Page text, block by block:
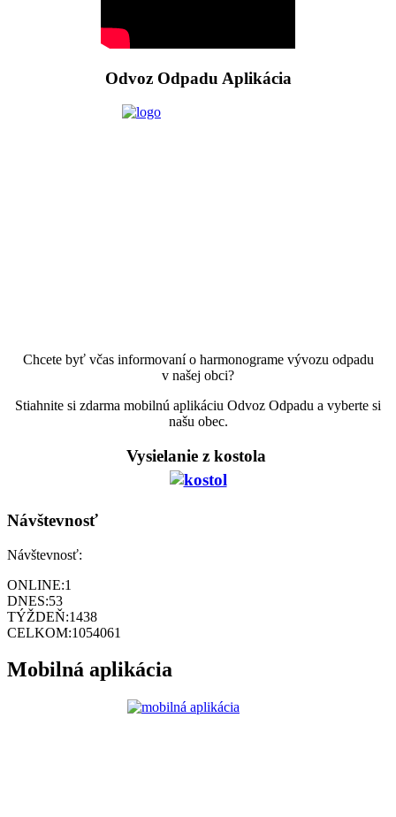
Odvoz Odpadu Aplikácia
Chcete byť včas informovaní o harmonograme vývozu odpadu
v našej obci?
Stiahnite si zdarma mobilnú aplikáciu Odvoz Odpadu a vyberte si
našu obec.
Vysielanie z kostola
Návštevnosť
Návštevnosť:
ONLINE:1
DNES:53
TÝŽDEŇ:1438
CELKOM:1054061
Mobilná aplikácia